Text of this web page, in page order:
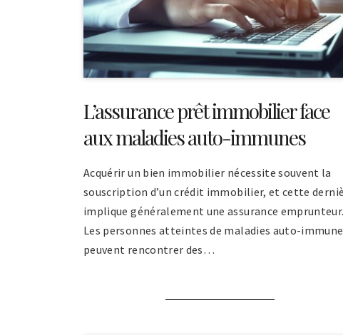
L’assurance prêt immobilier face
aux maladies auto-immunes
Acquérir un bien immobilier nécessite souvent la
souscription d’un crédit immobilier, et cette
implique généralement une assurance emprunteur.
Les personnes atteintes de maladies auto-
peuvent rencontrer des…